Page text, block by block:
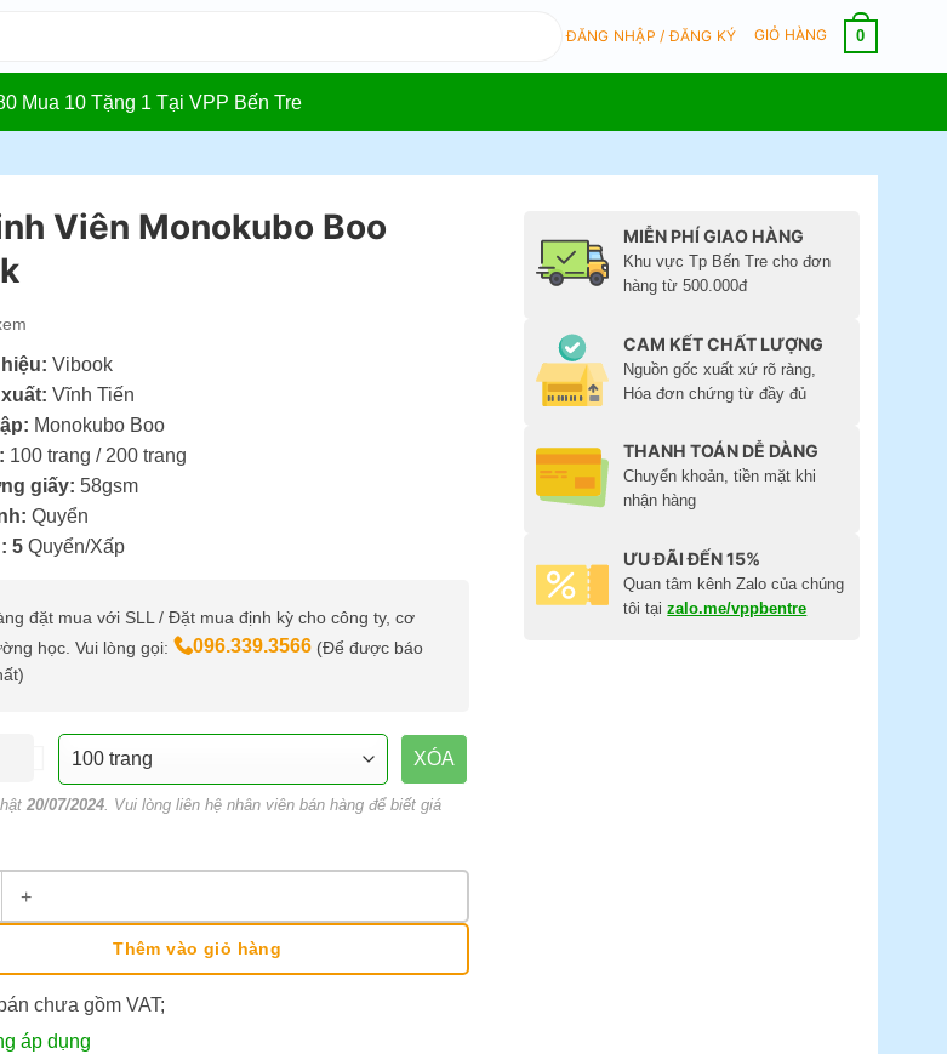
ĐĂNG NHẬP / ĐĂNG KÝ GIỎ HÀNG 0
Mua 10 Tặng 1 Tại VPP Bến Tre
Viên Monokubo Boo
Vibook
Vĩnh Tiến
Monokubo Boo
100 trang / 200 trang
giấy: 58gsm
Quyển
5 Quyển/Xấp
đặt mua với SLL / Đặt mua định kỳ cho công ty, cơ
học. Vui lòng gọi:
096.339.3566 (Để được báo
XÓA
20/07/2024. Vui lòng liên hệ nhân viên bán hàng để biết giá
Monokubo Boo Vibook số lượng
Thêm vào giỏ hàng
chưa gồm VAT;
áp dụng
MIỄN PHÍ GIAO HÀNG
Khu vực Tp Bến Tre cho đơn
hàng từ 500.000đ
CAM KẾT CHẤT LƯỢNG
Nguồn gốc xuất xứ rõ ràng,
Hóa đơn chứng từ đầy đủ
THANH TOÁN DỄ DÀNG
Chuyển khoản, tiền mặt khi
nhận hàng
ƯU ĐÃI ĐẾN 15%
Quan tâm kênh Zalo của chúng
tôi tạizalo.me/vppbentre